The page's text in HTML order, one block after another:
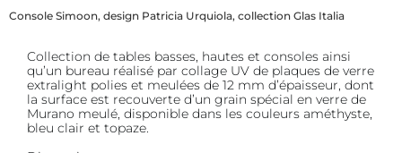
Console Simoon, design Patricia Urquiola, collection Glas Italia
Description
Collection de tables basses, hautes et consoles ainsi
qu’un bureau réalisé par collage UV de plaques de verre
extralight polies et meulées de 12 mm d’épaisseur, dont
la surface est recouverte d’un grain spécial en verre de
Murano meulé, disponible dans les couleurs améthyste,
bleu clair et topaze.